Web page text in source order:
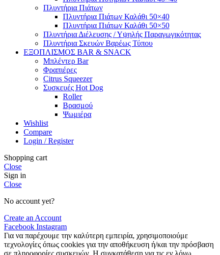
Πλυντήρια Πιάτων
Πλυντήρια Πιάτων Καλάθι 50×40
Πλυντήρια Πιάτων Καλάθι 50×50
Πλυντήρια Διέλευσης / Υψηλής Παραγωγικότητας
Πλυντήρια Σκευών Βαρέως Τύπου
ΕΞΟΠΛΙΣΜΟΣ BAR & SNACK
Μπλέντερ Bar
Φραπιέρες
Citrus Squeezer
Συσκευές Hot Dog
Roller
Βρασμού
Ψωμιέρα
Wishlist
Compare
Login / Register
Shopping cart
Close
Sign in
Close
No account yet?
Create an Account
Facebook Instagram
Για να παρέχουμε την καλύτερη εμπειρία, χρησιμοποιούμε
τεχνολογίες όπως cookies για την αποθήκευση ή/και την πρόσβαση
σε πληροφορίες συσκευών. Η συγκατάθεση για τις εν λόγω